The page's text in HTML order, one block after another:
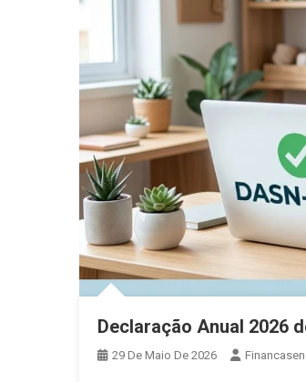
Declaração Anual 2026
29 De Maio De 2026